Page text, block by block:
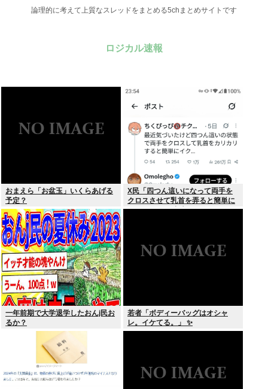
論理的に考えて上質なスレッドをまとめる5chまとめサイトです
ロジカル速報
おまえら「お盆玉」いくらあげる
予定？
X民「四つん這いになって両手を
クロスさせて乳首を弄ると簡単に
イケる」 これ出来ないヤツはゲイ
一年前期で大学退学したおんj民お
るか？
若者「ボディーバッグはオシャ
レ。イケてる。」 ✨